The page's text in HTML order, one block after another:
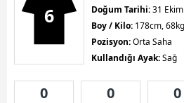
6
Doğum Tarihi:31
Boy / Kilo: 178cm, 68kg
Pozisyon:Orta Saha
Kullandığı Ayak:Sağ
0 0 0